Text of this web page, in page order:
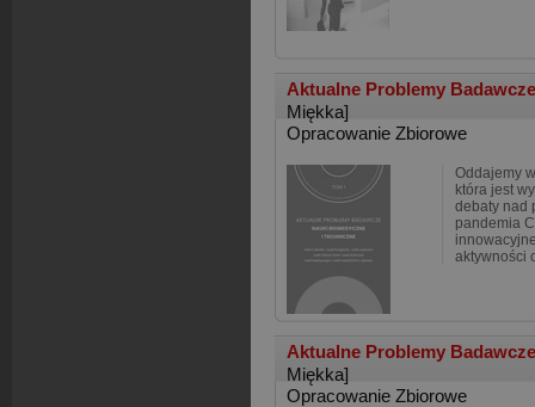
Aktualne Problemy
Miękka]
Opracowanie Zbiorowe
Oddajemy
która jest
debaty nad
pandemia
aktywności
Aktualne Problemy
Miękka]
Opracowanie Zbiorowe